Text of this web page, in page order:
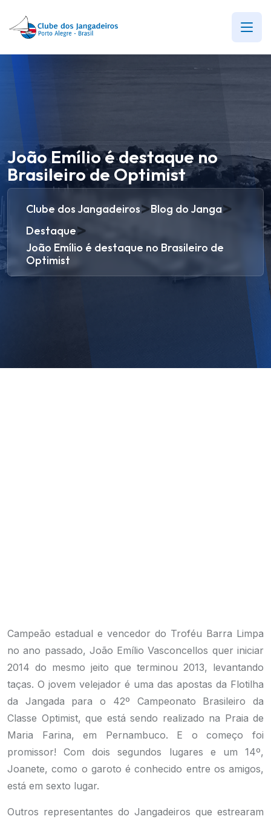
João Emílio é destaque no
Brasileiro de Optimist
Clube dos Jangadeiros>Blog do Janga>
Destaque>
João Emílio é destaque no Brasileiro de
Optimist
Campeão estadual e vencedor do Troféu Barra Limpa
no ano passado, João Emílio Vasconcellos quer iniciar
2014 do mesmo jeito que terminou 2013, levantando
taças. O jovem velejador é uma das apostas da Flotilha
da Jangada para o 42º Campeonato Brasileiro da
Classe Optimist, que está sendo realizado na Praia de
Maria Farina, em Pernambuco. E o começo foi
promissor! Com dois segundos lugares e um 14º,
Joanete, como o garoto é conhecido entre os amigos,
está em sexto lugar.
Outros representantes do Jangadeiros que estrearam